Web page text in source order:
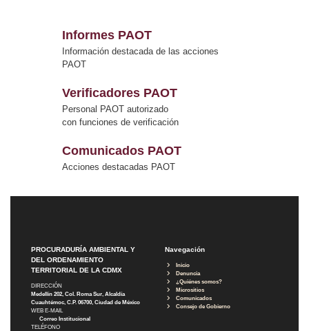
Informes PAOT
Información destacada de las acciones
PAOT
Verificadores PAOT
Personal PAOT autorizado
con funciones de verificación
Comunicados PAOT
Acciones destacadas PAOT
PROCURADURÍA AMBIENTAL Y
DEL ORDENAMIENTO
TERRITORIAL DE LA CDMX
DIRECCIÓN
Medellín 202, Col. Roma Sur, Alcaldía
Cuauhtémoc, C.P. 06700, Ciudad de México
WEB E-MAIL
Correo Institucional
TELÉFONO
Navegación
Inicio
Denuncia
¿Quiénes somos?
Micrositios
Comunicados
Consejo de Gobierno